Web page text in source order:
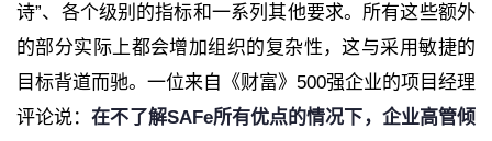
诗”、各个级别的指标和一系列其他要求。所有这些额外
的部分实际上都会增加组织的复杂性，这与采用敏捷的
目标背道而驰。一位来自《财富》500强企业的项目经理
评论说：在不了解SAFe所有优点的情况下，企业高管倾